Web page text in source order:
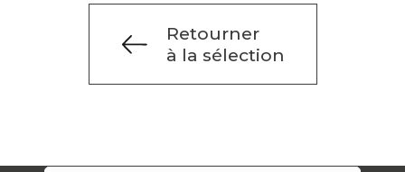
Retourner
à la sélection